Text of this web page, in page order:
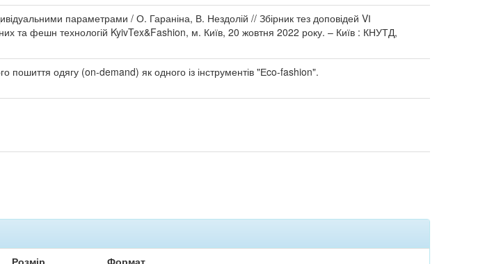
параметрами / О. Гараніна, В. Нездолій // Збірник тез доповідей VІ
та фешн технологій KyivTex&Fashion, м. Київ, 20 жовтня 2022 року. – Київ : КНУТД,
пошиття одягу (on-demand) як одного із інструментів "Еco-fashion".
Розмір Формат